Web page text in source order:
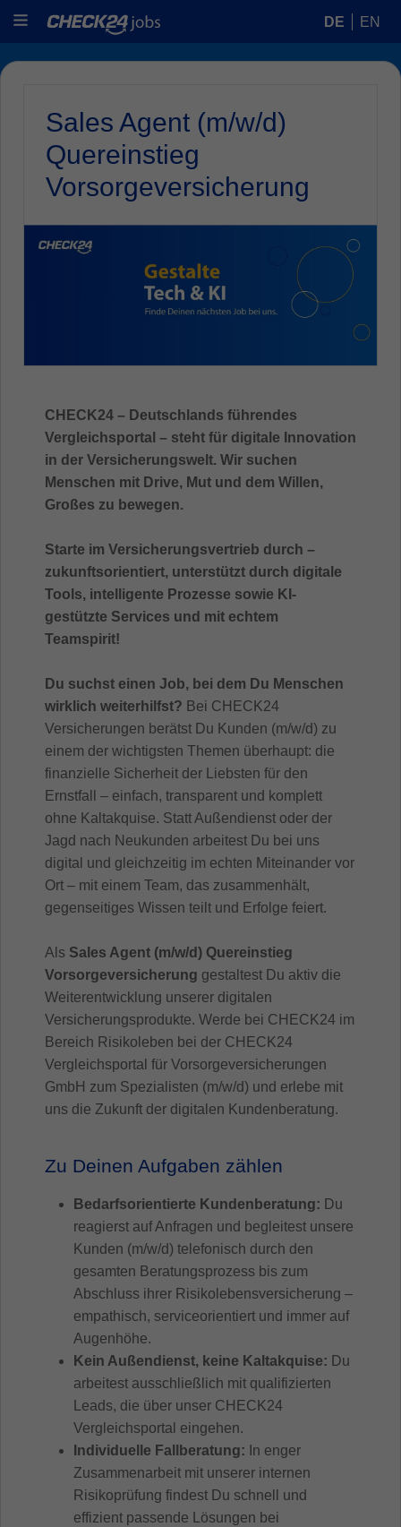
DE EN
Sales Agent (m/w/d)
Quereinstieg
Vorsorgeversicherung
CHECK24 – Deutschlands führendes
Vergleichsportal – steht für digitale Innovation
in der Versicherungswelt. Wir suchen
Menschen mit Drive, Mut und dem Willen,
Großes zu bewegen.
Starte im Versicherungsvertrieb durch –
zukunftsorientiert, unterstützt durch digitale
Tools, intelligente Prozesse sowie KI-
gestützte Services und mit echtem
Teamspirit!
Du suchst einen Job, bei dem Du Menschen
wirklich weiterhilfst? Bei CHECK24
Versicherungen berätst Du Kunden (m/w/d) zu
einem der wichtigsten Themen überhaupt: die
finanzielle Sicherheit der Liebsten für den
Ernstfall – einfach, transparent und komplett
ohne Kaltakquise. Statt Außendienst oder der
Jagd nach Neukunden arbeitest Du bei uns
digital und gleichzeitig im echten Miteinander vor
Ort – mit einem Team, das zusammenhält,
gegenseitiges Wissen teilt und Erfolge feiert.
Als Sales Agent (m/w/d) Quereinstieg
Vorsorgeversicherung gestaltest Du aktiv die
Weiterentwicklung unserer digitalen
Versicherungsprodukte. Werde bei CHECK24 im
Bereich Risikoleben bei der CHECK24
Vergleichsportal für Vorsorgeversicherungen
GmbH zum Spezialisten (m/w/d) und erlebe mit
uns die Zukunft der digitalen Kundenberatung.
Zu Deinen Aufgaben zählen
Bedarfsorientierte Kundenberatung: Du
reagierst auf Anfragen und begleitest unsere
Kunden (m/w/d) telefonisch durch den
gesamten Beratungsprozess bis zum
Abschluss ihrer Risikolebensversicherung –
empathisch, serviceorientiert und immer auf
Augenhöhe.
Kein Außendienst, keine Kaltakquise: Du
arbeitest ausschließlich mit qualifizierten
Leads, die über unser CHECK24
Vergleichsportal eingehen.
Individuelle Fallberatung: In enger
Zusammenarbeit mit unserer internen
Risikoprüfung findest Du schnell und
effizient passende Lösungen bei